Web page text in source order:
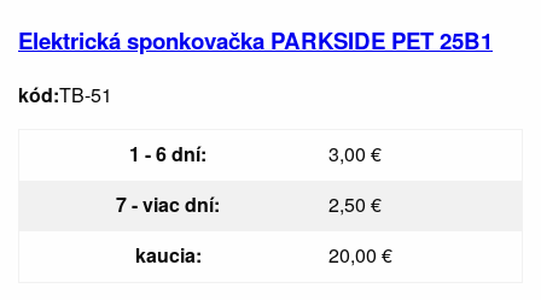
Elektrická sponkovačka PARKSIDE PET 25B1
kód:TB-51
1 - 6 dní:
3,00 €
7 - viac dní:
2,50 €
kaucia:
20,00 €